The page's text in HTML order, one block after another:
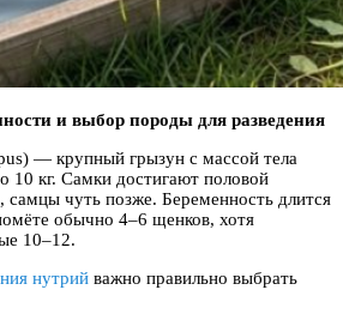
и выбор породы для разведения
— крупный грызун с массой тела
10 кг. Самки достигают половой
самцы чуть позже. Беременность длится
обычно 4–6 щенков, хотя
10–12.
нутрий важно правильно выбрать